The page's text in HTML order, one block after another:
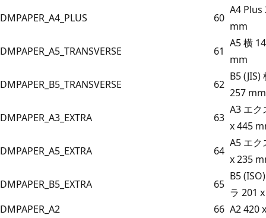
DMPAPER_A4_PLUS
60
A4 Plus
mm
DMPAPER_A5_TRANSVERSE
61
A5 横
mm
DMPAPER_B5_TRANSVERSE
62
B5 (JIS)
257 mm
DMPAPER_A3_EXTRA
63
A3 エク
x 445
DMPAPER_A5_EXTRA
64
A5 エク
x 235
DMPAPER_B5_EXTRA
65
B5
ラ 201
DMPAPER_A2
66 A2 420